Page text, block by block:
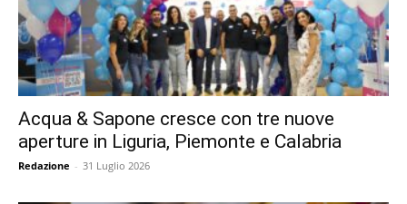
Acqua & Sapone cresce con tre nuove
aperture in Liguria, Piemonte e Calabria
Redazione - 31 Luglio 2026